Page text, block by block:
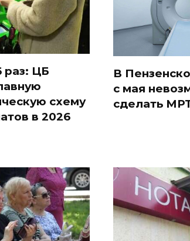
раз: ЦБ
схему
в 2026
В
с мая
сделать